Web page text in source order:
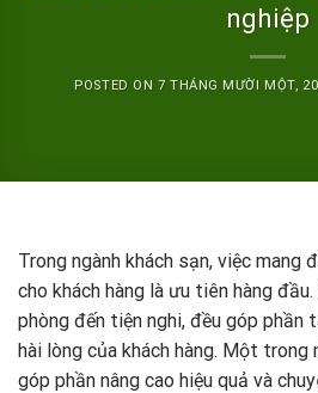
nghiệp
POSTED ON 7 THÁNG MƯỜI MỘT,
Trong ngành khách sạn, việc mang
cho khách hàng là ưu tiên hàng
phòng đến tiện nghi, đều góp phần
hài lòng của khách hàng. Một trong
góp phần nâng cao hiệu quả và